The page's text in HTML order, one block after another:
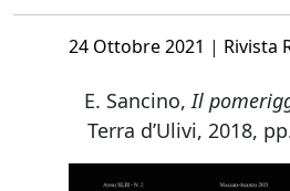
Posted
24 Ottobre 2021 | Rivista
E. Sancino, Il
Terra d’Ulivi, 2018,